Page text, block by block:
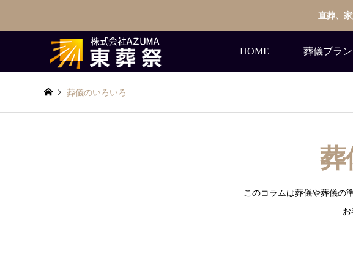
直葬、
HOME 葬儀プラン
葬儀のいろいろ
葬
このコラムは葬儀や葬儀の
お